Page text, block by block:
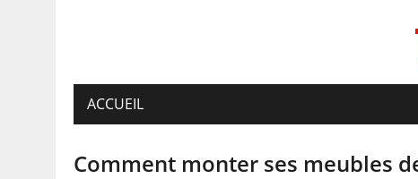
ACCUEIL
Comment monter ses meubles